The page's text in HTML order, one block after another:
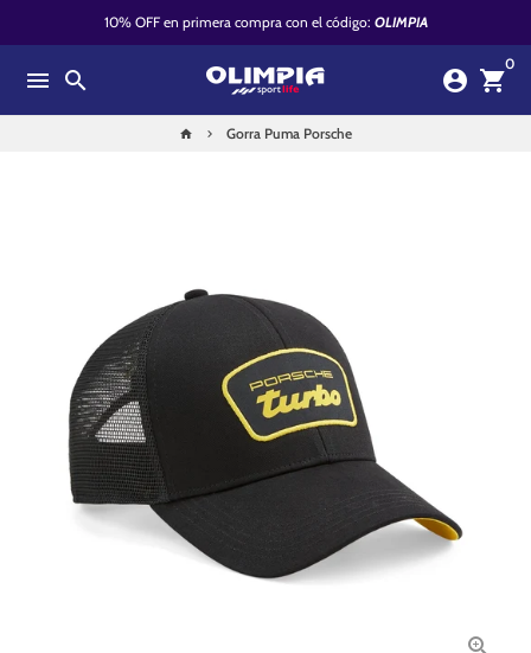
directamente
10% OFF en primera compra con el código: OLIMPIA
menu search account_circle shopping_cart
0
home keyboard_arrow_right Gorra Puma Porsche